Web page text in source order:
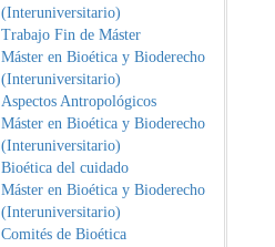
(Interuniversitario)
Trabajo Fin de Máster
Máster en Bioética y Bioderecho
(Interuniversitario)
Aspectos Antropológicos
Máster en Bioética y Bioderecho
(Interuniversitario)
Bioética del cuidado
Máster en Bioética y Bioderecho
(Interuniversitario)
Comités de Bioética